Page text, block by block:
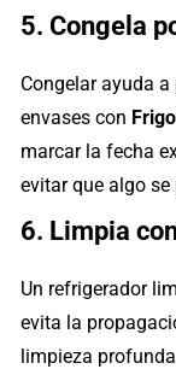
5. Congela
Congelar ayuda
envases con
marcar la fecha
evitar que algo
6. Limpia
Un refrigerador
evita la
limpieza